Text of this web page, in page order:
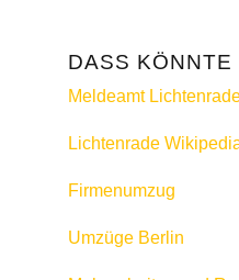
DASS
Meldeamt
Lichtenrade
Firmenumzug
Umzüge Berlin